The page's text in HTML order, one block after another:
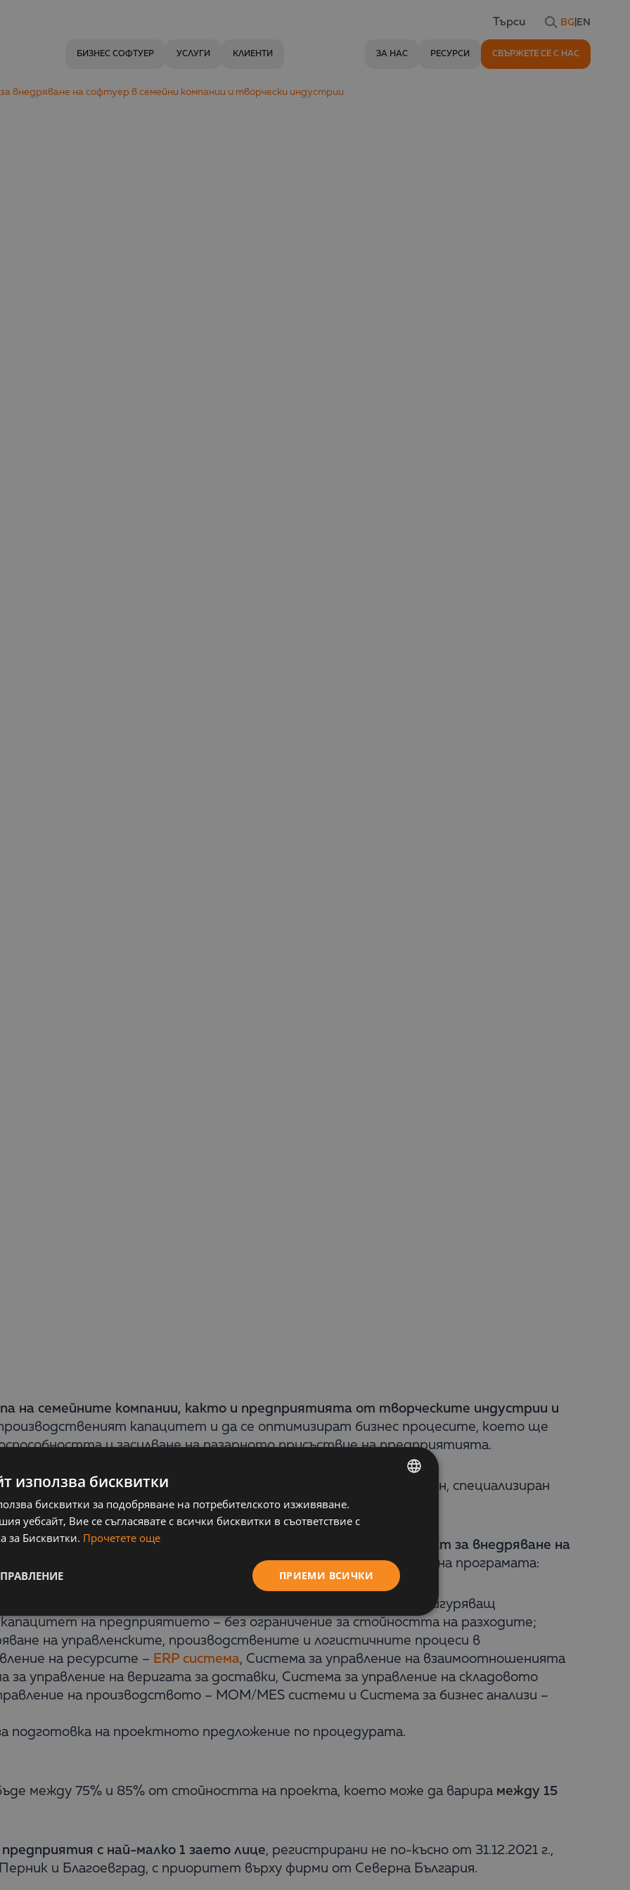
BG EN
БИЗНЕС СОФТУЕР УСЛУГИ КЛИЕНТИ ЗА НАС РЕСУРСИ СВЪРЖЕТЕ СЕ С НАС
внедряване на софтуер в семейни компании и творчески индустрии
на семейните компании, както и предприятията от творческите индустрии и
капацитет и да се оптимизират бизнес процесите, което ще
и засилване на пазарното присъствие на предприятията.
в срокдо 16.09.2024 г
. за изработката на интернет магазин, специализиран
на компаниите в изготвяне и кандидатстване по проект за внедряване на
на тези решения или модули от тях, съгласно условията на програмата:
нематериални активи (ДНА) – специализиран софтуер, осигуряващ
на предприятието – без ограничение за стойността на разходите;
на управленските, производствените и логистичните процеси в
на ресурсите – ERP система, Система за управление на взаимоотношенията
за управление на веригата за доставки, Система за управление на складовото
на производството – MOM/MES системи и Система за бизнес анализи –
подготовка на проектното предложение по процедурата.
между 75% и 85% от стойността на проекта, което може да варира между 15
с най-малко 1 заето лице, регистрирани не по-късно от 31.12.2021 г.,
и Благоевград, с приоритет върху фирми от Северна България.
използва бисквитки
бисквитки за подобряване на потребителското изживяване.
уебсайт, Вие се съгласявате с всички бисквитки в съответствие с
за Бисквитки. Прочетете още
ПРИЕМИ ВСИЧКИ